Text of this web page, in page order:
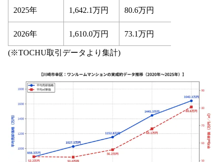
2025年 1,642.1万円 80.6万円
2026年 1,610.0万円 73.1万円
(※TOCHU取引データより集計)